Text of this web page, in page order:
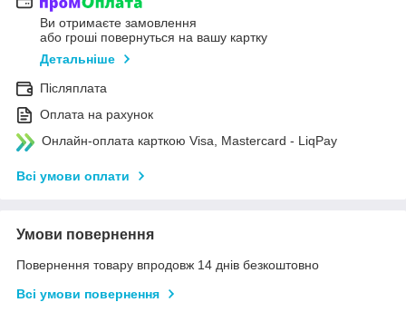
Ви отримаєте замовлення
або гроші повернуться на вашу картку
Детальніше
Післяплата
Оплата на рахунок
Онлайн-оплата карткою Visa, Mastercard - LiqPay
Всі умови оплати
Умови повернення
Повернення товару впродовж 14 днів безкоштовно
Всі умови повернення